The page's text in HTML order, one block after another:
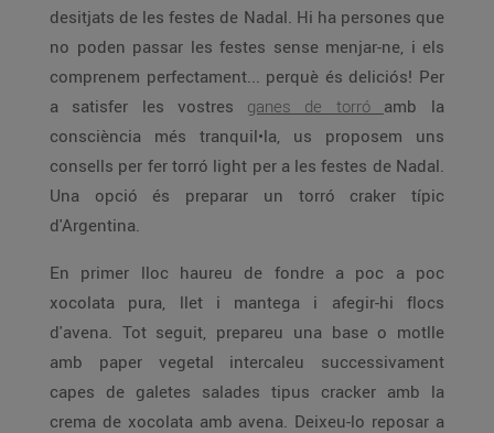
desitjats de les festes de Nadal. Hi ha persones que
no poden passar les festes sense menjar-ne, i els
comprenem perfectament... perquè és deliciós! Per
a satisfer les vostres ganes de torró amb la
consciència més tranquil•la, us proposem uns
consells per fer torró light per a les festes de Nadal.
Una opció és preparar un torró craker típic
d'Argentina.
En primer lloc haureu de fondre a poc a poc
xocolata pura, llet i mantega i afegir-hi flocs
d'avena. Tot seguit, prepareu una base o motlle
amb paper vegetal intercaleu successivament
capes de galetes salades tipus cracker amb la
crema de xocolata amb avena. Deixeu-lo reposar a